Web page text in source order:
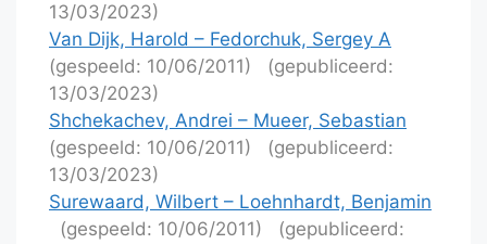
13/03/2023)
Van Dijk, Harold – Fedorchuk, Sergey A
(gespeeld: 10/06/2011)
(gepubliceerd:
13/03/2023)
Shchekachev, Andrei – Mueer, Sebastian
(gespeeld: 10/06/2011)
(gepubliceerd:
13/03/2023)
Surewaard, Wilbert – Loehnhardt, Benjamin
(gespeeld: 10/06/2011)
(gepubliceerd: